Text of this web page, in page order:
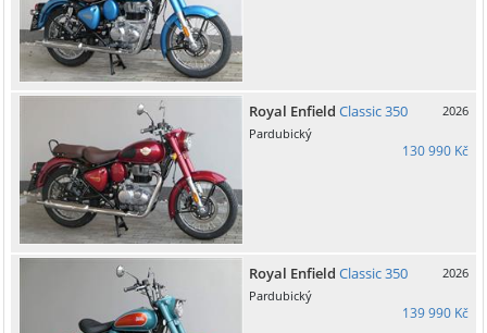
Royal Enfield Classic 350
2026
Pardubický
130 990 Kč
Royal Enfield Classic 350
2026
Pardubický
139 990 Kč